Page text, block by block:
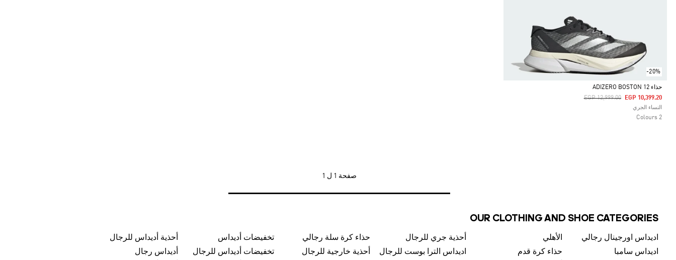
-20%
Selected
حذاء ADIZERO BOSTON 12
Price Reduced From
EGP 12,999.00ToEGP 10,399.20
النساء الجري
2 Colours
صفحة 1 ل 1
OUR CLOTHING AND SHOE CATEGORIES
اديداس اورجينال رجالي الأهلي أحذية جري للرجال حذاء كرة سلة رجالي تخفيضات أديداس
أحذية أديداس للرجال
اديداس سامبا
حذاء كرة قدم اديداس الترا بوست للرجال أحذية خارجية للرجال تخفيضات أديداس للرجال
أديداس رجال